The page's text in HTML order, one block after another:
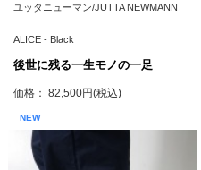
ユッタニューマン/JUTTA NEWMANN
ALICE - Black
後世に残る一生モノの一足
価格： 82,500円(税込)
NEW